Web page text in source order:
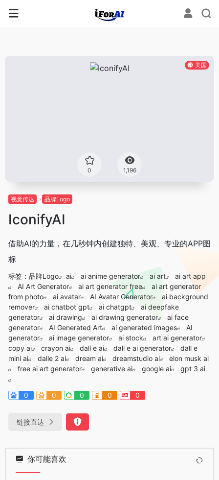
美国
0 1,196
视觉传达 品牌Logo
IconifyAI
借助AI的力量，在几秒钟内创建独特、美观、专业的APP图
标
标签： 品牌Logo ai ai anime generator ai art
ai art app
AI Art Generator
ai art generator free
ai art generator
from photo
ai avatar AI Avatar Generator
ai background
remover
ai chatbot gpt ai chatgpt
ai deepfake
generator
ai drawing ai drawing generator
ai face
generator
AI Generated Art ai generated images
AI
generator
ai image generator ai stock
art ai generator
copy ai
crayon ai dall e ai dall e ai generator
dall e
mini ai
dalle 2 ai dream ai dreamstudio ai
elon musk ai
free ai art generator
generative ai google ai gpt 3 ai
0 0 0 0 0
链接直达
你可能喜欢